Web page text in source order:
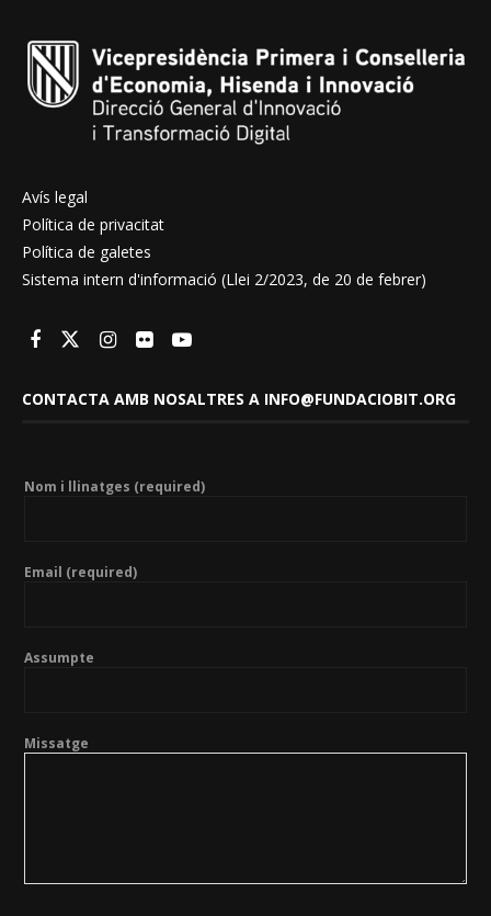
Avís legal
Política de privacitat
Política de galetes
Sistema intern d'informació (Llei 2/2023, de 20 de febrer)
CONTACTA AMB NOSALTRES A INFO@FUNDACIOBIT.ORG
Nom i llinatges (required)
Email (required)
Assumpte
Missatge